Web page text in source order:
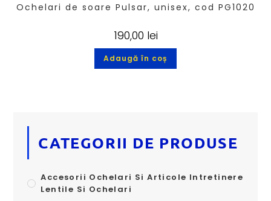
Ochelari de soare Pulsar, unisex, cod PG1020
190,00 lei
Adaugă în coș
CATEGORII DE PRODUSE
Accesorii Ochelari Si Articole Intretinere
Lentile Si Ochelari